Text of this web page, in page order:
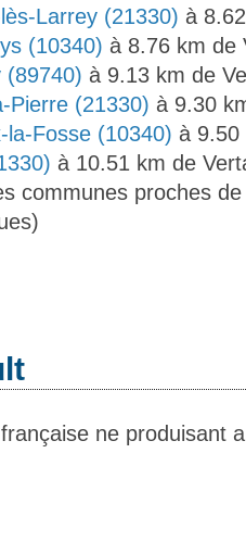
Larrey (21330) à
(10340) à 8.76 km de
(89740) à 9.13 km de
Pierre (21330) à 9.30
la-Fosse (10340) à 9.50
à 10.51 km de
communes proches
ne produisant